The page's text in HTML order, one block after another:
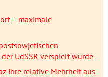
– maximale
UdSSR verspielt wurde
ihre relative Mehrheit aus